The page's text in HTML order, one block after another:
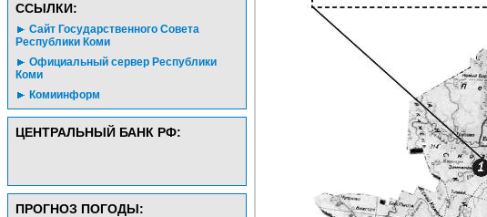
CСЫЛКИ:
Сайт Государственного Совета
Республики Коми
Официальный сервер Республики
Коми
Комиинформ
ЦЕНТРАЛЬНЫЙ БАНК РФ:
ПРОГНОЗ ПОГОДЫ: